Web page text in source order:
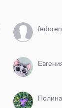
Полина